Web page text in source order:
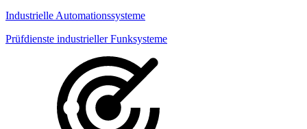
Industrielle Automationssysteme
Prüfdienste industrieller Funksysteme